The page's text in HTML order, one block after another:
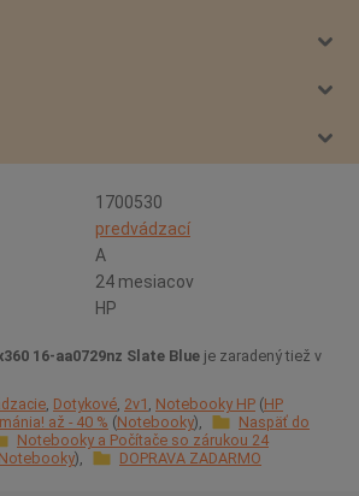
1700530
predvádzací
A
24 mesiacov
HP
16-aa0729nz Slate Blue je zaradený tiež v
Dotykové 2v1 Notebooky HP HP
až - 40 % Notebooky
Naspäť do
Notebooky a Počítače so zárukou 24
Notebooky DOPRAVA ZADARMO